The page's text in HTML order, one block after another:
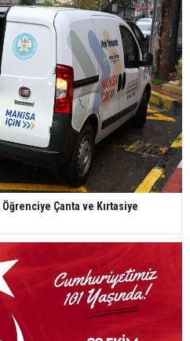
Çanta ve Kırtasiye